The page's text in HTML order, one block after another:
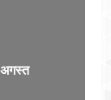
अगस्त